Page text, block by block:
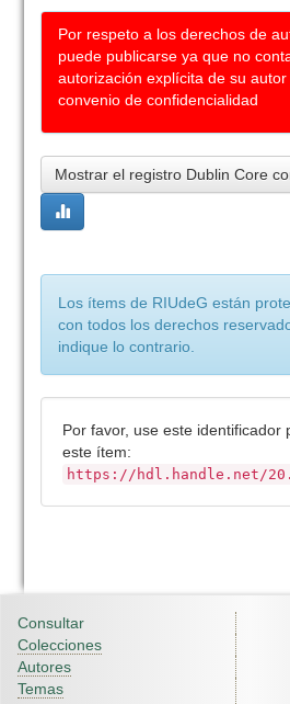
Por respeto a los derechos de
puede publicarse ya que no
autorización explícita de su
convenio de confidencialidad
Mostrar el registro Dublin Core
Los ítems de RIUdeG están
con todos los derechos
indique lo contrario.
Por favor, use este identificador
este ítem:
https://hdl.handle.net/
Consultar
Colecciones
Autores
Temas